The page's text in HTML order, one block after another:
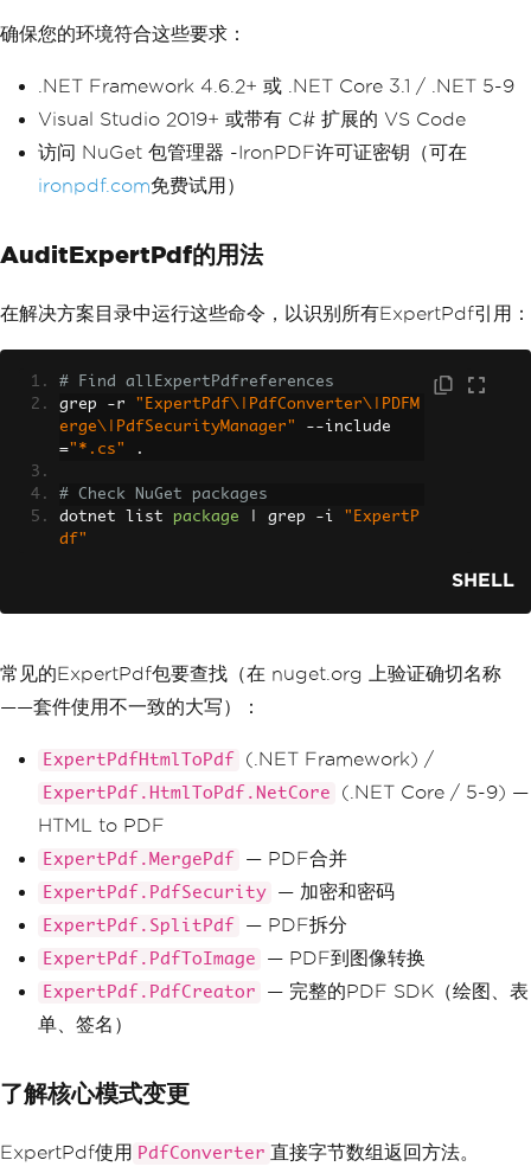
确保您的环境符合这些要求：
.NET Framework 4.6.2+ 或 .NET Core 3.1 / .NET 5-9
Visual Studio 2019+ 或带有 C# 扩展的 VS Code
访问 NuGet 包管理器 -IronPDF许可证密钥（可在
ironpdf.com免费试用）
AuditExpertPdf的用法
在解决方案目录中运行这些命令，以识别所有ExpertPdf引用：
# Find allExpertPdfreferences
grep -r
"ExpertPdf\|PdfConverter\|PDFM
erge\|PdfSecurityManager"
--include
="*.cs" .
# Check NuGet packages
dotnet list package grep -i
"ExpertP
df"
SHELL
常见的ExpertPdf包要查找（在 nuget.org 上验证确切名称
——套件使用不一致的大写）：
ExpertPdfHtmlToPdf (.NET Framework) /
ExpertPdf.HtmlToPdf.NetCore
(.NET Core / 5-9) —
HTML to PDF
ExpertPdf.MergePdf — PDF合并
ExpertPdf.PdfSecurity — 加密和密码
ExpertPdf.SplitPdf — PDF拆分
ExpertPdf.PdfToImage — PDF到图像转换
ExpertPdf.PdfCreator
— 完整的PDF SDK（绘图、表
单、签名）
了解核心模式变更
ExpertPdf使用 PdfConverter 直接字节数组返回方法。